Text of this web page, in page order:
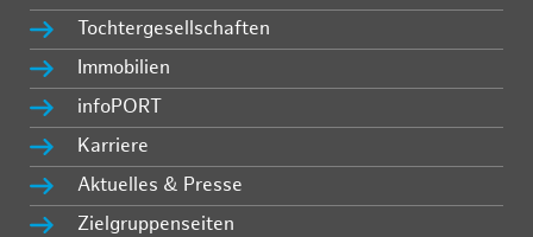
Tochtergesellschaften
Immobilien
infoPORT
Karriere
Aktuelles & Presse
Zielgruppenseiten